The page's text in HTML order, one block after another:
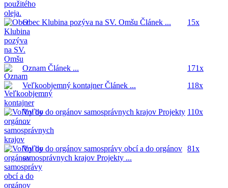
Obec Klubina pozýva na SV. Omšu Článek ... 15x
Oznam Článek ...
171x
Veľkoobjemný kontajnerČlánek ... 118x
Voľby do orgánov samosprávnych krajov Projekty
...
110x
Voľby do orgánov samosprávy obcí a do orgánov
samosprávnych krajov Projekty ...
81x